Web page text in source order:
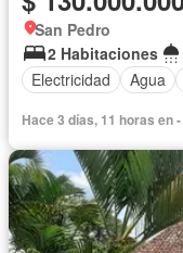
San Pedro
2 Habitaciones
Electricidad
Agua
Hace 3 días, 11 horas en